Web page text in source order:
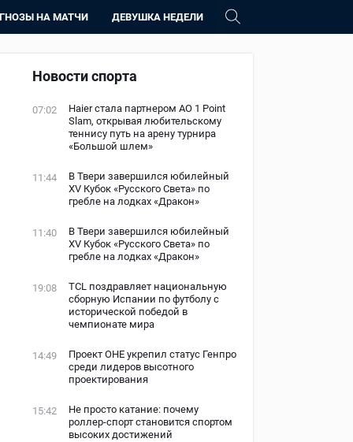
НА МАТЧИ ДЕВУШКА НЕДЕЛИ
Новости спорта
07:02
Haier стала партнером AO 1 Point
Slam, открывая любительскому
теннису путь на арену турнира
«Большой шлем»
11:44
В Твери завершился юбилейный
XV Кубок «Русского Света» по
гребле на лодках «Дракон»
11:40
В Твери завершился юбилейный
XV Кубок «Русского Света» по
гребле на лодках «Дракон»
19:08
TCL поздравляет национальную
сборную Испании по футболу с
исторической победой в
чемпионате мира
14:49
Проект ОНЕ укрепил статус Генпро
среди лидеров высотного
проектирования
15:42
Не просто катание: почему
роллер-спорт становится спортом
высоких достижений